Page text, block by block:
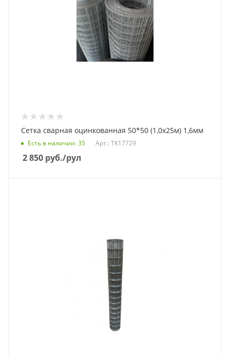
Сетка сварная оцинкованная 50*50 (1,0х25м) 1,6мм
Есть в наличии: 35 Арт.: ТК17729
2 850 руб./рул